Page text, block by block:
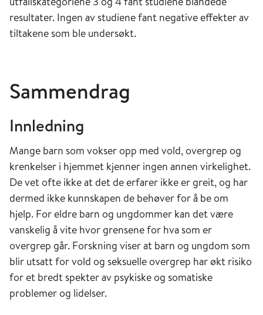
resultater. Ingen av studiene fant negative effekter av
tiltakene som ble undersøkt.
Sammendrag
Innledning
Mange barn som vokser opp med vold, overgrep og
krenkelser i hjemmet kjenner ingen annen virkelighet.
De vet ofte ikke at det de erfarer ikke er greit, og har
dermed ikke kunnskapen de behøver for å be om
hjelp. For eldre barn og ungdommer kan det være
vanskelig å vite hvor grensene for hva som er
overgrep går. Forskning viser at barn og ungdom som
blir utsatt for vold og seksuelle overgrep har økt risiko
for et bredt spekter av psykiske og somatiske
problemer og lidelser.